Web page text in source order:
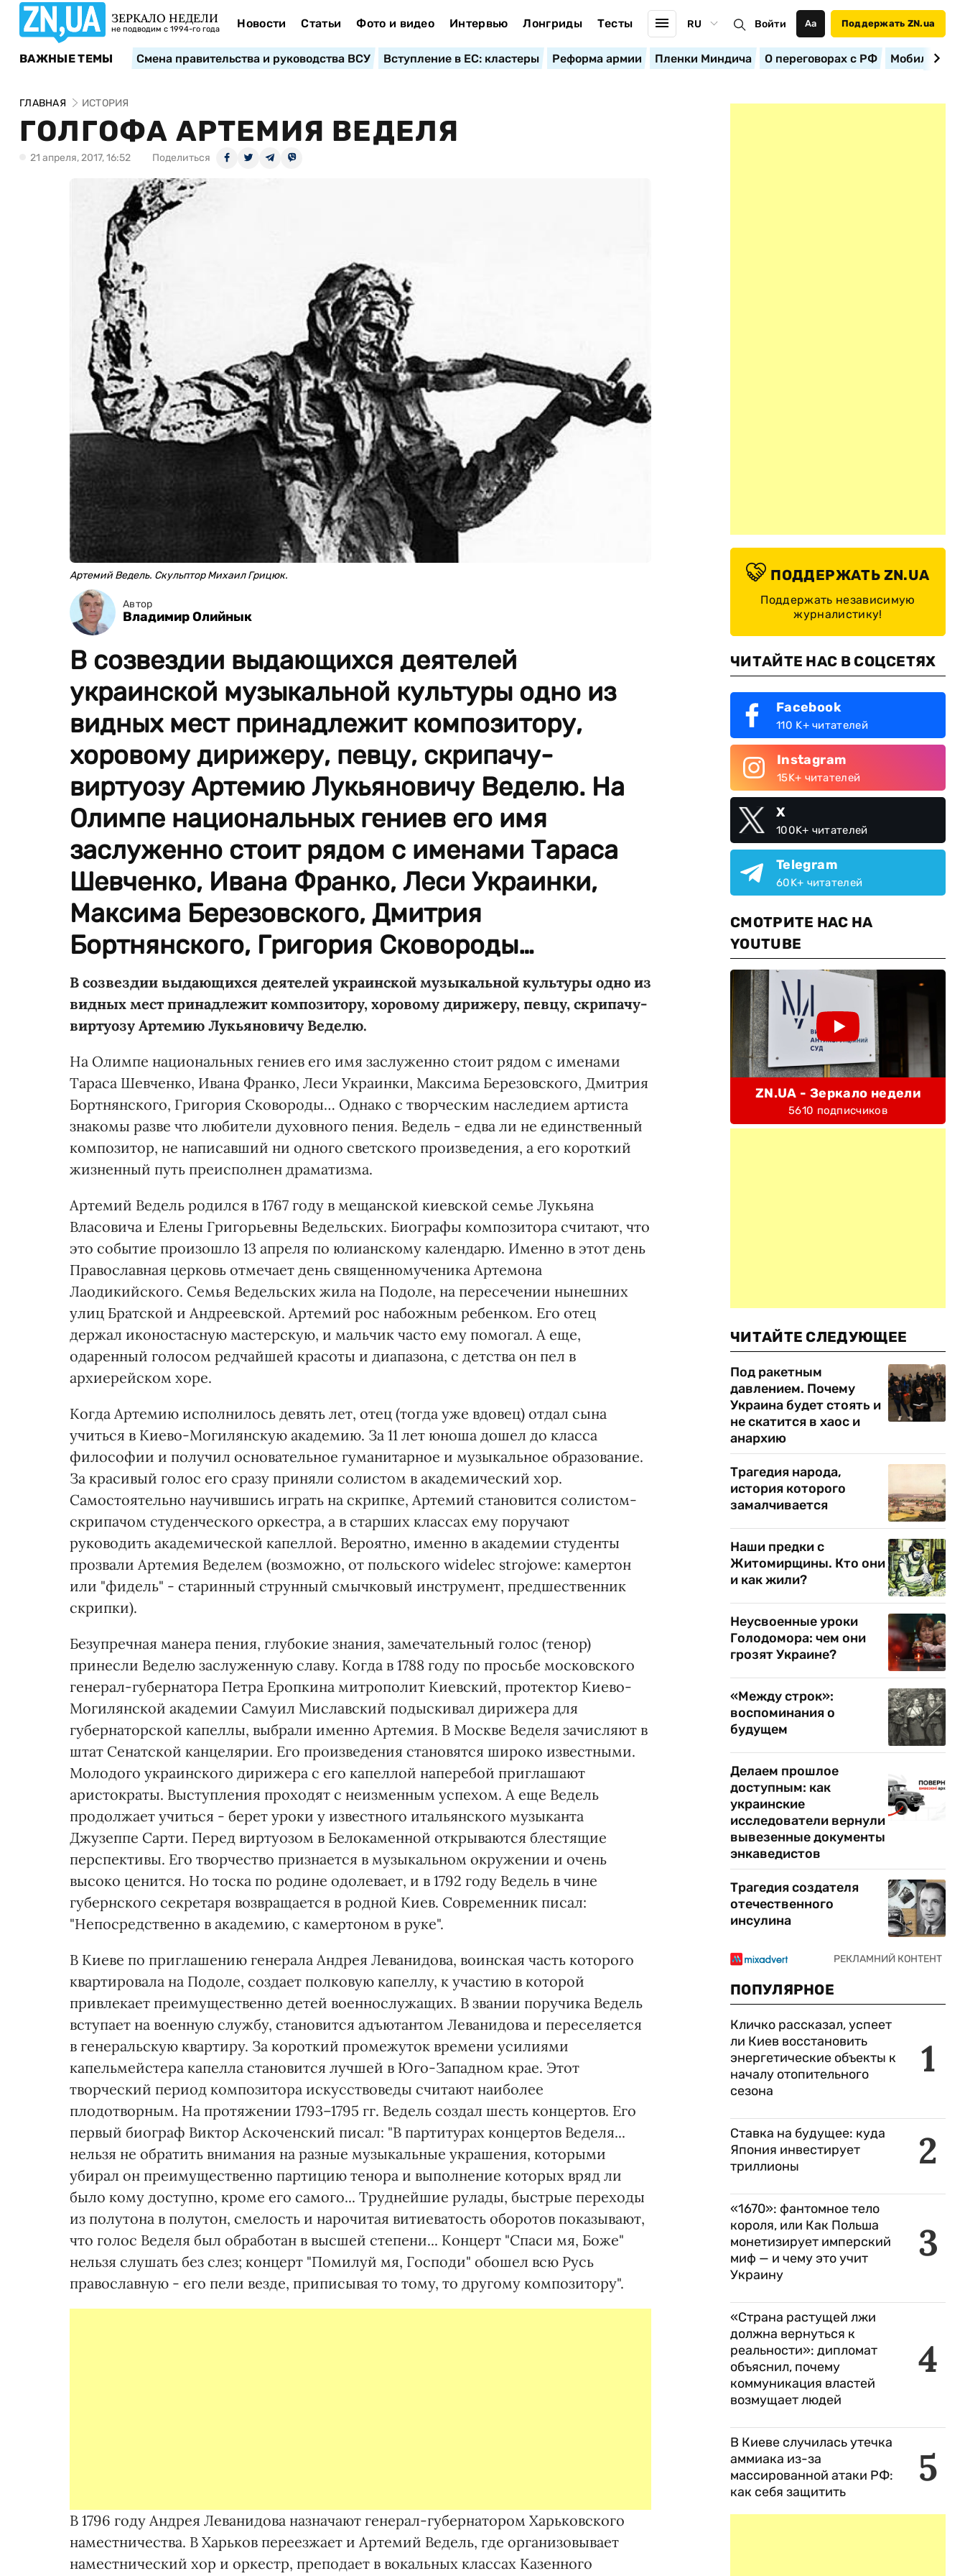
ЗЕРКАЛО НЕДЕЛИ
не подводим с 1994-го года Новости Статьи Фото и видео Интервью Лонгриды Тесты RU Войти Аа Поддержать ZN.ua
ВАЖНЫЕ ТЕМЫ Смена правительства и руководства ВСУ Вступление в ЕС: кластеры Реформа армии Пленки Миндича О переговорах с РФ
ГЛАВНАЯ ИСТОРИЯ
ГОЛГОФА АРТЕМИЯ ВЕДЕЛЯ
21 апреля, 2017, 16:52 Поделиться
Артемий Ведель. Скульптор Михаил Грицюк.
Автор
Владимир Олийнык
В созвездии выдающихся деятелей
украинской музыкальной культуры одно из
видных мест принадлежит композитору,
хоровому дирижеру, певцу, скрипачу-
виртуозу Артемию Лукьяновичу Веделю. На
Олимпе национальных гениев его имя
заслуженно стоит рядом с именами Тараса
Шевченко, Ивана Франко, Леси Украинки,
Максима Березовского, Дмитрия
Бортнянского, Григория Сковороды…
В созвездии выдающихся деятелей украинской музыкальной культуры одно из
видных мест принадлежит композитору, хоровому дирижеру, певцу, скрипачу-
виртуозу Артемию Лукьяновичу Веделю.
На Олимпе национальных гениев его имя заслуженно стоит рядом с именами
Тараса Шевченко, Ивана Франко, Леси Украинки, Максима Березовского, Дмитрия
Бортнянского, Григория Сковороды… Однако с творческим наследием артиста
знакомы разве что любители духовного пения. Ведель - едва ли не единственный
композитор, не написавший ни одного светского произведения, а его короткий
жизненный путь преисполнен драматизма.
Артемий Ведель родился в 1767 году в мещанской киевской семье Лукьяна
Власовича и Елены Григорьевны Ведельских. Биографы композитора считают, что
это событие произошло 13 апреля по юлианскому календарю. Именно в этот день
Православная церковь отмечает день священномученика Артемона
Лаодикийского. Семья Ведельских жила на Подоле, на пересечении нынешних
улиц Братской и Андреевской. Артемий рос набожным ребенком. Его отец
держал иконостасную мастерскую, и мальчик часто ему помогал. А еще,
одаренный голосом редчайшей красоты и диапазона, с детства он пел в
архиерейском хоре.
Когда Артемию исполнилось девять лет, отец (тогда уже вдовец) отдал сына
учиться в Киево-Могилянскую академию. За 11 лет юноша дошел до класса
философии и получил основательное гуманитарное и музыкальное образование.
За красивый голос его сразу приняли солистом в академический хор.
Самостоятельно научившись играть на скрипке, Артемий становится солистом-
скрипачом студенческого оркестра, а в старших классах ему поручают
руководить академической капеллой. Вероятно, именно в академии студенты
прозвали Артемия Веделем (возможно, от польского widelec strojowe: камертон
или "фидель" - старинный струнный смычковый инструмент, предшественник
скрипки).
Безупречная манера пения, глубокие знания, замечательный голос (тенор)
принесли Веделю заслуженную славу. Когда в 1788 году по просьбе московского
генерал-губернатора Петра Еропкина митрополит Киевский, протектор Киево-
Могилянской академии Самуил Миславский подыскивал дирижера для
губернаторской капеллы, выбрали именно Артемия. В Москве Веделя зачисляют в
штат Сенатской канцелярии. Его произведения становятся широко известными.
Молодого украинского дирижера с его капеллой наперебой приглашают
аристократы. Выступления проходят с неизменным успехом. А еще Ведель
продолжает учиться - берет уроки у известного итальянского музыканта
Джузеппе Сарти. Перед виртуозом в Белокаменной открываются блестящие
перспективы. Его творчество признается в музыкальном окружении и очень
высоко ценится. Но тоска по родине одолевает, и в 1792 году Ведель в чине
губернского секретаря возвращается в родной Киев. Современник писал:
"Непосредственно в академию, с камертоном в руке".
В Киеве по приглашению генерала Андрея Леванидова, воинская часть которого
квартировала на Подоле, создает полковую капеллу, к участию в которой
привлекает преимущественно детей военнослужащих. В звании поручика Ведель
вступает на военную службу, становится адъютантом Леванидова и переселяется
в генеральскую квартиру. За короткий промежуток времени усилиями
капельмейстера капелла становится лучшей в Юго-Западном крае. Этот
творческий период композитора искусствоведы считают наиболее
плодотворным. На протяжении 1793–1795 гг. Ведель создал шесть концертов. Его
первый биограф Виктор Аскоченский писал: "В партитурах концертов Веделя...
нельзя не обратить внимания на разные музыкальные украшения, которыми
убирал он преимущественно партицию тенора и выполнение которых вряд ли
было кому доступно, кроме его самого... Труднейшие рулады, быстрые переходы
из полутона в полутон, смелость и нарочитая витиеватость оборотов показывают,
что голос Веделя был обработан в высшей степени... Концерт "Спаси мя, Боже"
нельзя слушать без слез; концерт "Помилуй мя, Господи" обошел всю Русь
православную - его пели везде, приписывая то тому, то другому композитору".
В 1796 году Андрея Леванидова назначают генерал-губернатором Харьковского
наместничества. В Харьков переезжает и Артемий Ведель, где организовывает
наместнический хор и оркестр, преподает в вокальных классах Казенного
ПОДДЕРЖАТЬ ZN.UA
Поддержать независимую
журналистику!
ЧИТАЙТЕ НАС В СОЦСЕТЯХ
Facebook
110 K+ читателей
Instagram
15K+ читателей
X
100K+ читателей
Telegram
60K+ читателей
СМОТРИТЕ НАС НА
YOUTUBE
ZN.UA - Зеркало недели
5610 подписчиков
ЧИТАЙТЕ СЛЕДУЮЩЕЕ
Под ракетным
давлением. Почему
Украина будет стоять и
не скатится в хаос и
анархию
Трагедия народа,
история которого
замалчивается
Наши предки с
Житомирщины. Кто они
и как жили?
Неусвоенные уроки
Голодомора: чем они
грозят Украине?
«Между строк»:
воспоминания о
будущем
Делаем прошлое
доступным: как
украинские
исследователи вернули
вывезенные документы
энкаведистов
Трагедия создателя
отечественного
инсулина
ПОПУЛЯРНОЕ
1
Кличко рассказал, успеет
ли Киев восстановить
энергетические объекты к
началу отопительного
сезона
2
Ставка на будущее: куда
Япония инвестирует
триллионы
3
«1670»: фантомное тело
короля, или Как Польша
монетизирует имперский
миф — и чему это учит
Украину
4
«Страна растущей лжи
должна вернуться к
реальности»: дипломат
объяснил, почему
коммуникация властей
возмущает людей
5
В Киеве случилась утечка
аммиака из-за
массированной атаки РФ:
как себя защитить